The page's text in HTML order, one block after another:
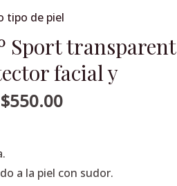
tipo de piel
Sport transparent
facial y
$550.00
a la piel con sudor.